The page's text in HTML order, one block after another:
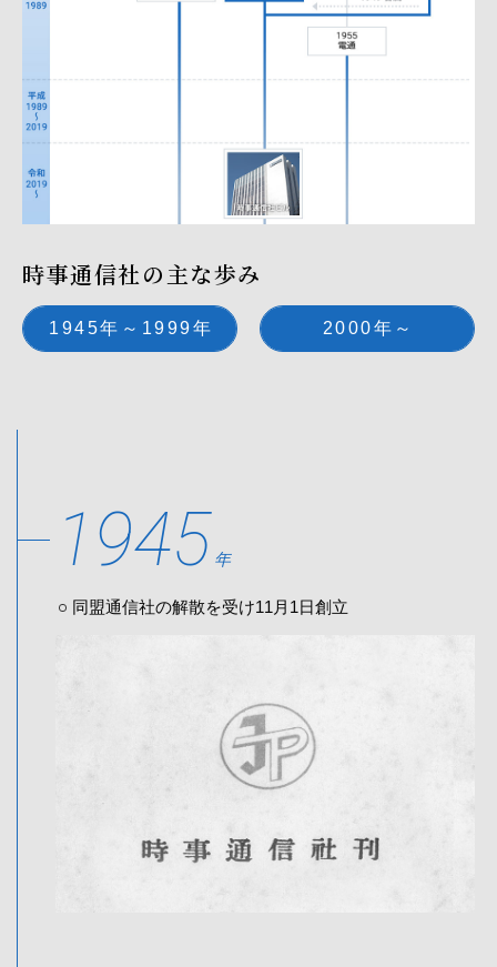
時事通信社ビル
時事通信社の主な歩み
1945年～1999年 2000年～
1945 年
同盟通信社の解散を受け11月1日創立